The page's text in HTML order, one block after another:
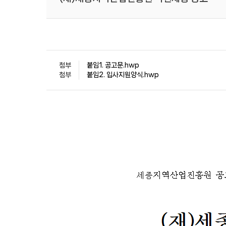
첨부
붙임1. 공고문.hwp
첨부
붙임2. 입사지원양식.hwp